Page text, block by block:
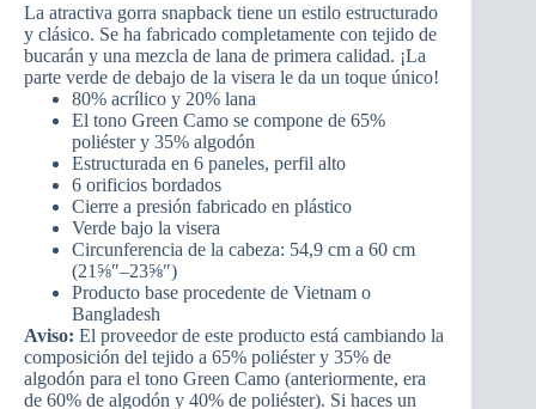
La atractiva gorra snapback tiene un estilo estructurado
y clásico. Se ha fabricado completamente con tejido de
bucarán y una mezcla de lana de primera calidad. ¡La
parte verde de debajo de la visera le da un toque único!
80% acrílico y 20% lana
El tono Green Camo se compone de 65%
poliéster y 35% algodón
Estructurada en 6 paneles, perfil alto
6 orificios bordados
Cierre a presión fabricado en plástico
Verde bajo la visera
Circunferencia de la cabeza: 54,9 cm a 60 cm
(21⅝″–23⅝″)
Producto base procedente de Vietnam o
Bangladesh
Aviso: El proveedor de este producto está cambiando la
composición del tejido a 65% poliéster y 35% de
algodón para el tono Green Camo (anteriormente, era
de 60% de algodón y 40% de poliéster). Si haces un